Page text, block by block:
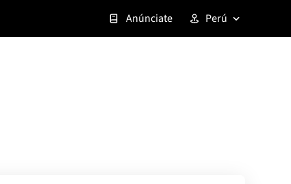
Anúnciate Perú